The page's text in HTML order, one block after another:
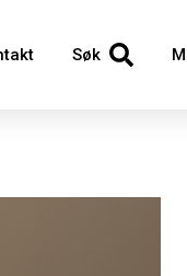
Søk